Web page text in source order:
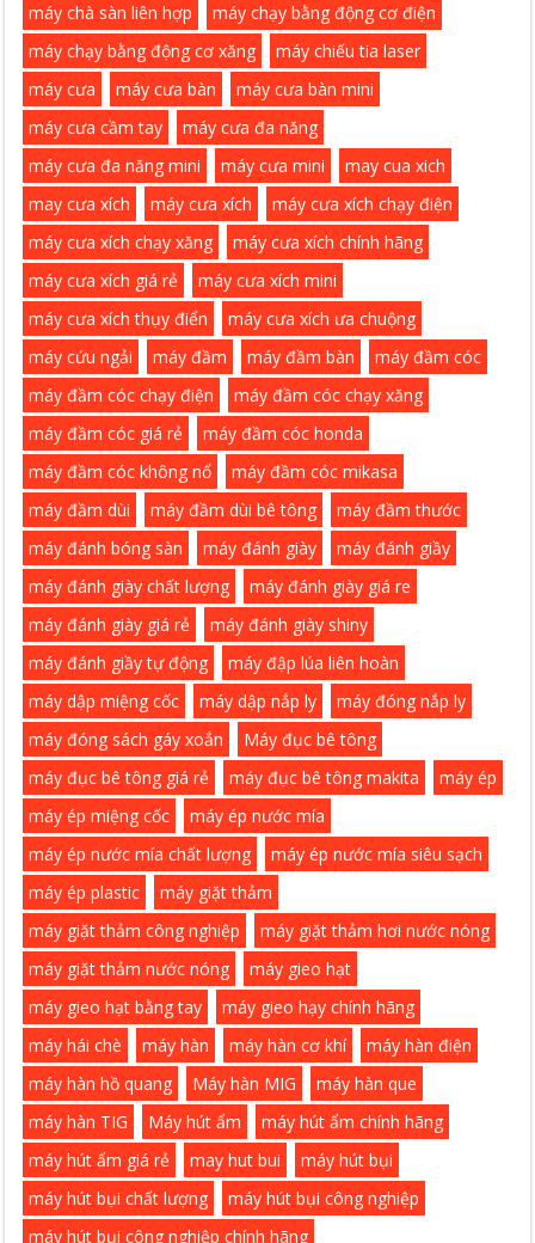
máy chà sàn liên hợp
máy chạy bằng động cơ điện
máy chạy bằng động cơ xăng
máy chiếu tia laser
máy cưa
máy cưa bàn
máy cưa bàn mini
máy cưa cầm tay
máy cưa đa năng
máy cưa đa năng mini
máy cưa mini
may cua xich
may cưa xích
máy cưa xích
máy cưa xích chạy điện
máy cưa xích chạy xăng
máy cưa xích chính hãng
máy cưa xích giá rẻ
máy cưa xích mini
máy cưa xích thụy điển
máy cưa xích ưa chuộng
máy cứu ngải
máy đầm máy đầm bàn
máy đầm cóc
máy đầm cóc chạy điện
máy đầm cóc chạy xăng
máy đầm cóc giá rẻ
máy đầm cóc honda
máy đầm cóc không nổ
máy đầm cóc mikasa
máy đầm dùi
máy đầm dùi bê tông
máy đầm thước
máy đánh bóng sàn
máy đánh giày
máy đánh giầy
máy đánh giày chất lượng
máy đánh giày giá re
máy đánh giày giá rẻ
máy đánh giày shiny
máy đánh giầy tự động
máy đập lúa liên hoàn
máy dập miệng cốc
máy dập nắp ly
máy đóng nắp ly
máy đóng sách gáy xoắn
Máy đục bê tông
máy đục bê tông giá rẻ
máy đục bê tông makita
máy ép
máy ép miệng cốc
máy ép nước mía
máy ép nước mía chất lượng
máy ép nước mía siêu sạch
máy ép plastic
máy giặt thảm
máy giặt thảm công nghiệp
máy giặt thảm hơi nước nóng
máy giặt thảm nước nóng
máy gieo hạt
máy gieo hạt bằng tay
máy gieo hạy chính hãng
máy hái chè
máy hàn máy hàn cơ khí
máy hàn điện
máy hàn hồ quang
Máy hàn MIG
máy hàn que
máy hàn TIG
Máy hút ẩm
máy hút ẩm chính hãng
máy hút ẩm giá rẻ
may hut bui
máy hút bụi
máy hút bụi chất lượng
máy hút bụi công nghiệp
máy hút bụi công nghiệp chính hãng